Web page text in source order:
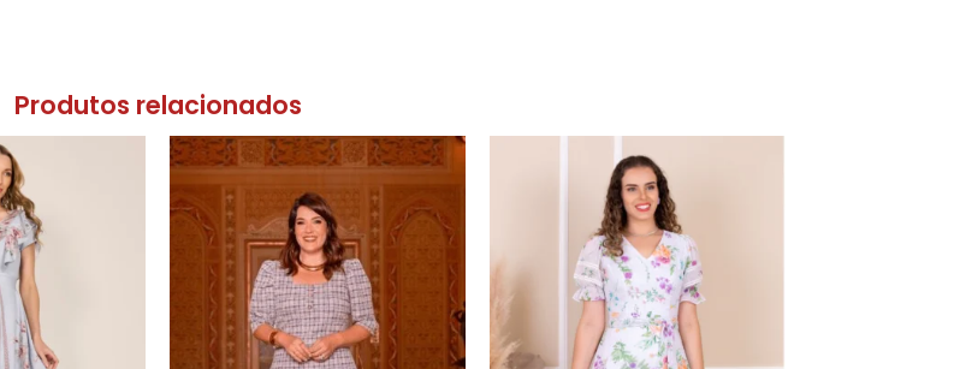
Produtos relacionados